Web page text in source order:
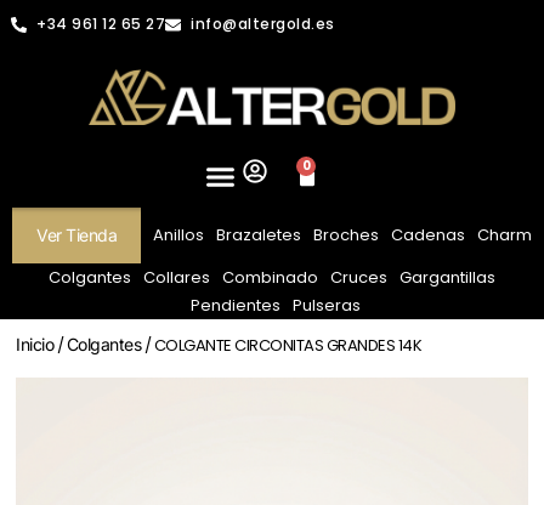
+34 961 12 65 27 info@altergold.es
0
Ver Tienda Anillos Brazaletes Broches Cadenas Charm
Colgantes Collares Combinado Cruces Gargantillas
Pendientes Pulseras
Inicio/Colgantes/ COLGANTE CIRCONITAS GRANDES 14K